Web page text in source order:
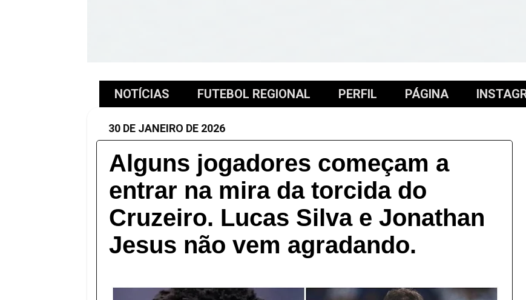
NOTÍCIAS FUTEBOL REGIONAL PERFIL PÁGINA
30 DE JANEIRO DE 2026
Alguns jogadores começam a
entrar na mira da torcida do
Cruzeiro. Lucas Silva e Jonathan
Jesus não vem agradando.